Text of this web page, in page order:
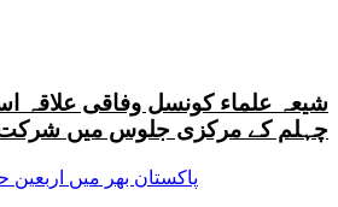
شیعہ علماء کونسل وفاقی علاقہ
چہلم کے مرکزی جلوس میں